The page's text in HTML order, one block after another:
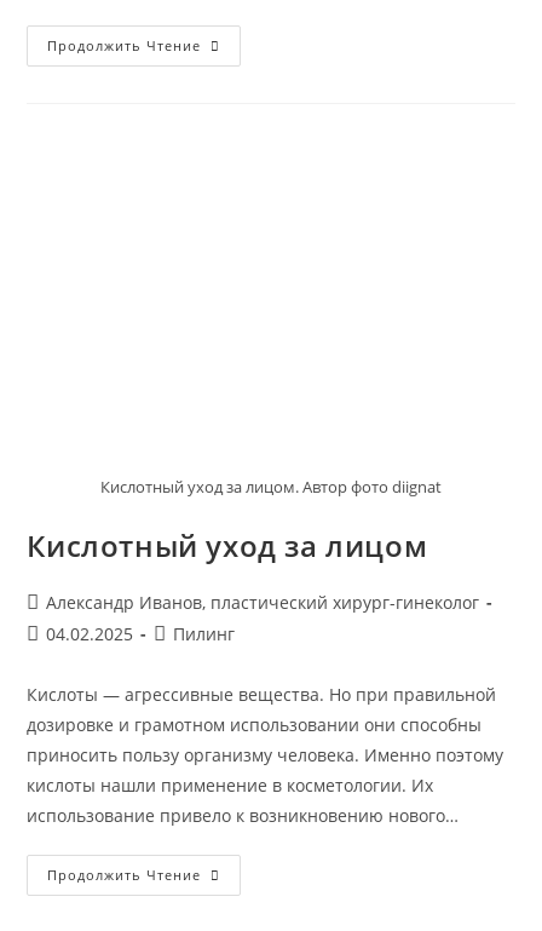
Продолжить Чтение Трихлоруксусная
Кислота
Кислотный уход за лицом. Автор фото diignat
Кислотный уход за лицом
Автор
записи:
Александр Иванов, пластический хирург-гинеколог
Запись
04.02.2025
Рубрика
Пилинг
Кислоты — агрессивные вещества. Но при правильной
дозировке и грамотном использовании они способны
приносить пользу организму человека. Именно поэтому
кислоты нашли применение в косметологии. Их
использование привело к возникновению нового…
Продолжить Чтение Кислотный
Уход